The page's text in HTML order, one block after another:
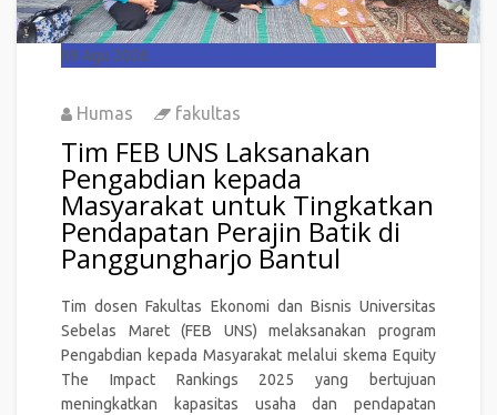
09 Agu 2026
Humas fakultas
Tim FEB UNS Laksanakan
Pengabdian kepada
Masyarakat untuk Tingkatkan
Pendapatan Perajin Batik di
Panggungharjo Bantul
Tim dosen Fakultas Ekonomi dan Bisnis Universitas
Sebelas Maret (FEB UNS) melaksanakan program
Pengabdian kepada Masyarakat melalui skema Equity
The Impact Rankings 2025 yang bertujuan
meningkatkan kapasitas usaha dan pendapatan